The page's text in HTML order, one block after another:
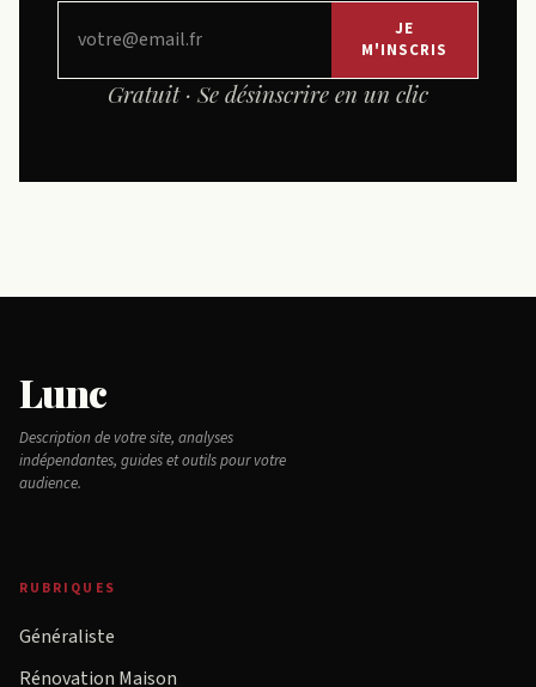
JE
M'INSCRIS
Gratuit · Se désinscrire en un clic
Lunc
Description de votre site, analyses
indépendantes, guides et outils pour votre
audience.
RUBRIQUES
Généraliste
Rénovation Maison